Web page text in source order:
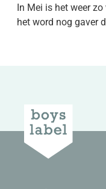
In Mei is het weer
het word nog gaver